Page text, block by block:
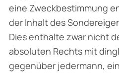
eine Zweckbestimmung
der Inhalt des
Dies enthalte zwar nicht
absoluten Rechts mit
gegenüber jedermann,